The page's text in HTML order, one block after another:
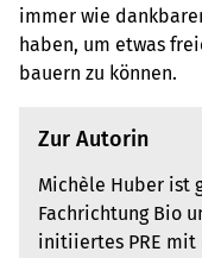
immer wie
haben, um etwas
bauern zu können.
Zur Autorin
Michèle Huber ist
Fachrichtung Bio
initiiertes PRE mit